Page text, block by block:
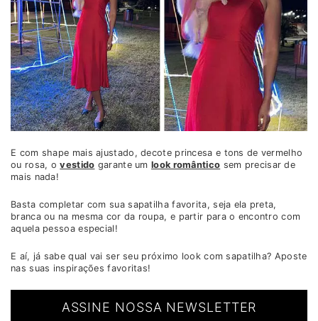
E com shape mais ajustado, decote princesa e tons de vermelho
ou rosa, ovestido garante umlook romântico sem precisar de
mais nada!
Basta completar com sua sapatilha favorita, seja ela preta,
branca ou na mesma cor da roupa, e partir para o encontro com
aquela pessoa especial!
E aí, já sabe qual vai ser seu próximo look com sapatilha? Aposte
nas suas inspirações favoritas!
ASSINE NOSSA NEWSLETTER